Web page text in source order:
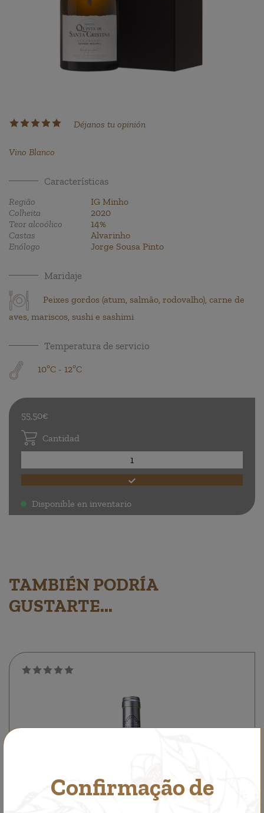
Confirmação de
Déjanos tu opinión
Vino Blanco
Características
Região
IG Minho
Colheita
2020
Teor alcoólico
14%
Castas
Alvarinho
Enólogo
Jorge Sousa Pinto
Maridaje
Peixes gordos (atum, salmão, rodovalho), carne de
aves, mariscos, sushi e sashimi
Temperatura de servicio
10ºC - 12ºC
55,50€
Cantidad
. Disponible en inventario
TAMBIÉN PODRÍA
GUSTARTE...